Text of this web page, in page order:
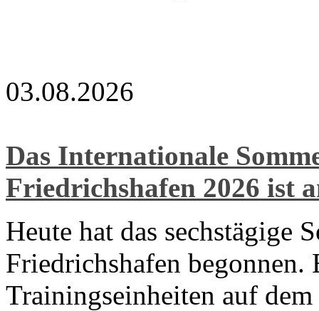
03.08.2026
Das Internationale
Friedrichshafen 2026 ist
Heute hat das sechstägige
Friedrichshafen begonnen.
Trainingseinheiten auf